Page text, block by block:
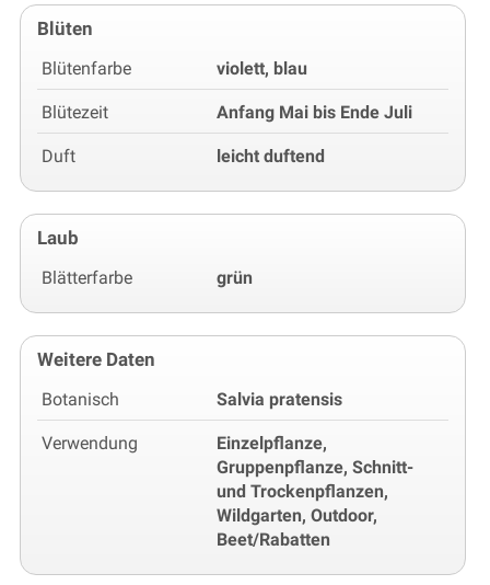
Blüten
Blütenfarbe violett, blau
Blütezeit Anfang Mai bis Ende Juli
Duft leicht duftend
Laub
Blätterfarbe grün
Weitere Daten
Botanisch Salvia pratensis
Verwendung
Einzelpflanze,
Gruppenpflanze, Schnitt-
und Trockenpflanzen,
Wildgarten, Outdoor,
Beet/Rabatten